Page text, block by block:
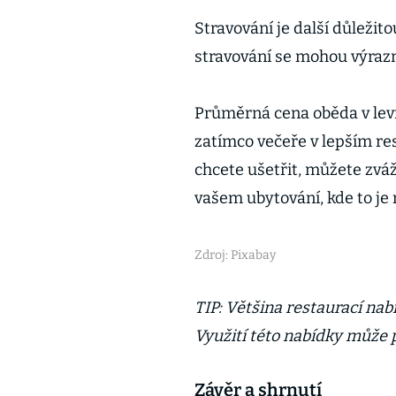
Stravování je další
stravování se mohou
Průměrná cena oběda v
zatímco večeře v lepším
chcete ušetřit, můžete
vašem ubytování, kde to je
Zdroj: Pixabay
TIP: Většina restaurací
Využití této nabídky může
Závěr a shrnutí